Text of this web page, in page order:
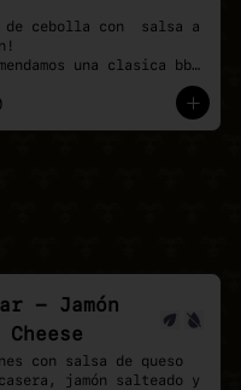
de cebolla con  salsa a
una clasica bbq
una buffalo picante!
- Jamón
Cheese
con salsa de queso
jamón salteado y